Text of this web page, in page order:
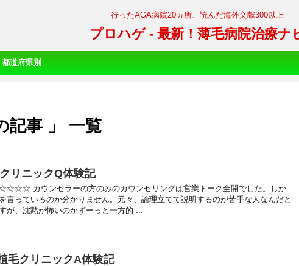
行ったAGA病院20ヵ所、読んだ海外文献300以上
プロハゲ - 最新！薄毛病院治療ナ
都道府県別
記事 」 一覧
リニックQ体験記
カウンセラーの方のみのカウンセリングは営業トーク全開でした。しか
言っているのか分かりません。元々、論理立てて説明するのが苦手な人なんだと
が、沈黙が怖いのかずーっと一方的 ...
毛クリニックA体験記